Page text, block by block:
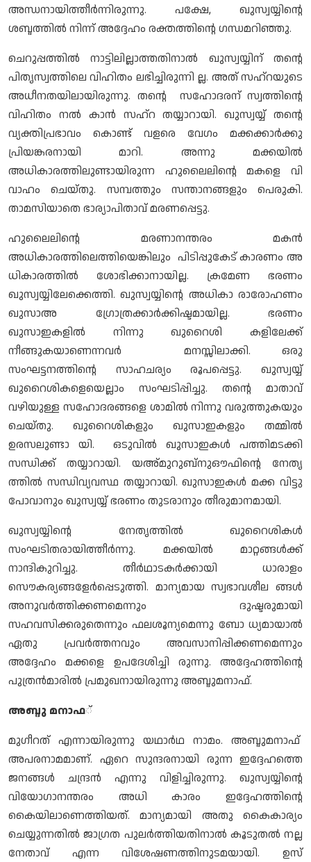
അന്ധനായിത്തീര്‍ന്നിരുന്നു. പക്ഷേ, ഖുസ്വയ്യിന്റെ
ശബ്ദത്തില്‍ നിന്ന് അദ്ദേഹം രക്തത്തിന്റെ ഗന്ധമറിഞ്ഞു.
ചെറുപ്പത്തില്‍ നാട്ടിലില്ലാത്തതിനാല്‍ ഖുസ്വയ്യിന് തന്റെ
പിതൃസ്വത്തിലെ വിഹിതം ലഭിച്ചിരുന്നി ല്ല. അത് സഹ്റയുടെ
അധീനതയിലായിരുന്നു. തന്റെ സഹോദരന് സ്വത്തിന്റെ
വിഹിതം നല്‍ കാന്‍ സഹ്റ തയ്യാറായി. ഖുസ്വയ്യ് തന്റെ
വ്യക്തിപ്രഭാവം കൊണ്ട് വളരെ വേഗം മക്കക്കാര്‍ക്കു
പ്രിയങ്കരനായി മാറി. അന്നു മക്കയില്‍
അധികാരത്തിലുണ്ടായിരുന്ന ഹുലൈലിന്റെ മകളെ വി
വാഹം ചെയ്തു. സമ്പത്തും സന്താനങ്ങളും പെരുകി.
താമസിയാതെ ഭാര്യാപിതാവ് മരണപ്പെട്ടു.
ഹുലൈലിന്റെ മരണാനന്തരം മകന്‍
അധികാരത്തിലെത്തിയെങ്കിലും പിടിപ്പുകേട് കാരണം അ
ധികാരത്തില്‍ ശോഭിക്കാനായില്ല. ക്രമേണ ഭരണം
ഖുസ്വയ്യിലേക്കെത്തി. ഖുസ്വയ്യിന്റെ അധികാ രാരോഹണം
ഖുസാഅ ഗ്രോത്രക്കാര്‍ക്കിഷ്ടമായില്ല. ഭരണം
ഖുസാഇകളില്‍ നിന്നു ഖുറൈശി കളിലേക്ക്
നീങ്ങുകയാണെന്നവര്‍ മനസ്സിലാക്കി. ഒരു
സംഘട്ടനത്തിന്റെ സാഹചര്യം രൂപപ്പെട്ടു. ഖുസ്വയ്യ്
ഖുറൈശികളെയെല്ലാം സംഘടിപ്പിച്ചു. തന്റെ മാതാവ്
വഴിയുള്ള സഹോദരങ്ങളെ ശാമില്‍ നിന്നു വരുത്തുകയും
ചെയ്തു. ഖുറൈശികളും ഖുസാഇകളും തമ്മില്‍
ഉരസലുണ്ടാ യി. ഒടുവില്‍ ഖുസാഇകള്‍ പത്തിമടക്കി
സന്ധിക്ക് തയ്യാറായി. യഅ്മുറുബ്നുഔഫിന്റെ നേതൃ
ത്തില്‍ സന്ധിവ്യവസ്ഥ തയ്യാറായി. ഖുസാഇകള്‍ മക്ക വിട്ടു
പോവാനും ഖുസ്വയ്യ് ഭരണം തുടരാനും തീരുമാനമായി.
ഖുസ്വയ്യിന്റെ നേതൃത്തില്‍ ഖുറൈശികള്‍
സംഘടിതരായിത്തീര്‍ന്നു. മക്കയില്‍ മാറ്റങ്ങള്‍ക്ക്
നാന്ദികുറിച്ചു. തീര്‍ഥാടകര്‍ക്കായി ധാരാളം
സൌകര്യങ്ങളേര്‍പ്പെടുത്തി. മാന്യമായ സ്വഭാവശീല ങ്ങള്‍
അനുവര്‍ത്തിക്കണമെന്നും ദുഷ്ടരുമായി
സഹവസിക്കരുതെന്നും ഫലശൂന്യമെന്നു ബോ ധ്യമായാല്‍
ഏതു പ്രവര്‍ത്തനവും അവസാനിപ്പിക്കണമെന്നും
അദ്ദേഹം മക്കളെ ഉപദേശിച്ചി രുന്നു. അദ്ദേഹത്തിന്റെ
പുത്രന്‍മാരില്‍ പ്രമുഖനായിരുന്നു അബ്ദുമനാഫ്.
അബ്ദു മനാഫ്
മുഗീറത് എന്നായിരുന്നു യഥാര്‍ഥ നാമം. അബ്ദുമനാഫ്
അപരനാമമാണ്. ഏറെ സുന്ദരനായി രുന്ന ഇദ്ദേഹത്തെ
ജനങ്ങള്‍ ചന്ദ്രന്‍ എന്നു വിളിച്ചിരുന്നു. ഖുസ്വയ്യിന്റെ
വിയോഗാനന്തരം അധി കാരം ഇദ്ദേഹത്തിന്റെ
കൈയിലാണെത്തിയത്. മാന്യമായി അതു കൈകാര്യം
ചെയ്യുന്നതില്‍ ജാഗ്രത പുലര്‍ത്തിയതിനാല്‍ കൂടുതല്‍ നല്ല
നേതാവ് എന്ന വിശേഷണത്തിനുടമയായി. ഉസ്